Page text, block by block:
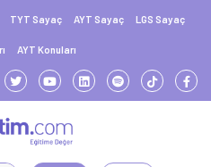
TYT Sayaç AYT Sayaç LGS Sayaç
AYT Konuları